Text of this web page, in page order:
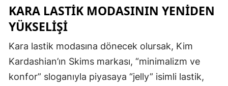
KARA LASTIK MODASININ YENIDEN
YÜKSELIŞI
Kara lastik modasına dönecek olursak, Kim
Kardashian’ın Skims markası, “minimalizm ve
konfor” sloganıyla piyasaya “jelly” isimli lastik,